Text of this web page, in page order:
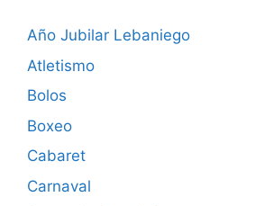
Año Jubilar Lebaniego
Atletismo
Bolos
Boxeo
Cabaret
Carnaval